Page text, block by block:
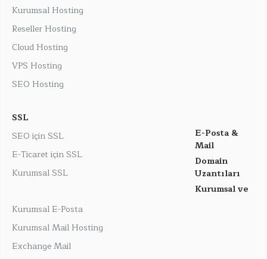
Kurumsal Hosting
Reseller Hosting
Cloud Hosting
VPS Hosting
SEO Hosting
SSL
SEO için SSL
E-Ticaret için SSL
Kurumsal SSL
E-Posta &
Mail
Kurumsal E-Posta
Kurumsal Mail Hosting
Exchange Mail
Domain
Uzantıları
Kurumsal ve